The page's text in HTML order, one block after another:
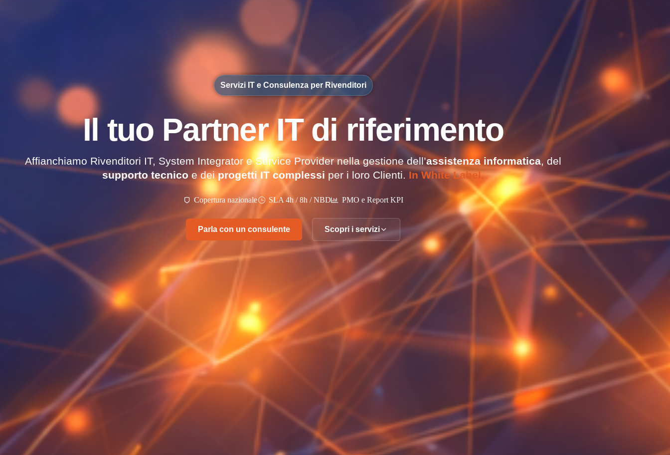
Servizi IT e Consulenza per Rivenditori​
Il tuo Partner IT di riferimento
Affianchiamo Rivenditori IT, System Integrator e Service Provider nella gestione dell’assistenza informatica , del
supporto tecnico e deiprogetti IT complessi per i loro Clienti. In White Label.
Copertura nazionale SLA 4h / 8h / NBD PMO e Report KPI
Parla con un consulente Scopri i servizi